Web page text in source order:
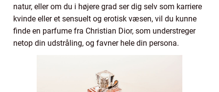
natur, eller om du i højere grad ser dig selv som karriere
kvinde eller et sensuelt og erotisk væsen, vil du kunne
finde en parfume fra Christian Dior, som understreger
netop din udstråling, og favner hele din persona.